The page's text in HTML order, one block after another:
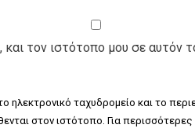
τον ιστότοπο μου σε αυτόν
ηλεκτρονικό ταχυδρομείο και το
στον ιστότοπο. Για